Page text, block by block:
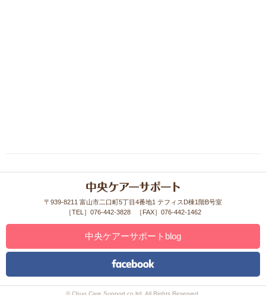
〒939-8211 富山市二口町5丁目4番地1 テフィスD棟1階B号室
［TEL］076-442-3828
［FAX］076-442-1462
中央ケアーサポートblog
© Chuo Care Support co.ltd. All Rights Reserved.